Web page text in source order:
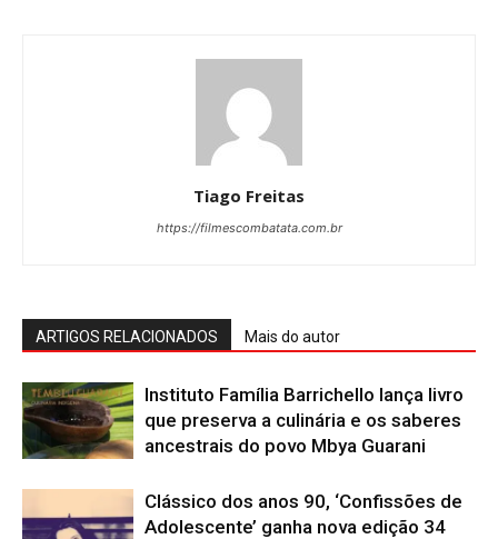
Tiago Freitas
https://filmescombatata.com.br
ARTIGOS RELACIONADOS Mais do autor
Instituto Família Barrichello lança livro
que preserva a culinária e os saberes
ancestrais do povo Mbya Guarani
Clássico dos anos 90, ‘Confissões de
Adolescente’ ganha nova edição 34